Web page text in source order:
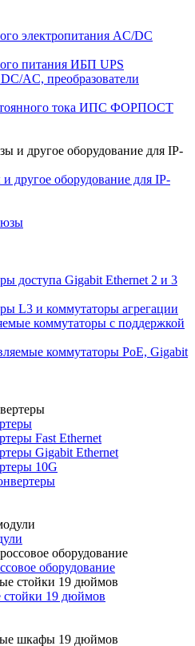
электропитания AC/DC
питания ИБП UPS
AC, преобразователи
тока ИПС ФОРПОСТ
оборудование для IP-
доступа Gigabit Ethernet 2 и 3
L3 и коммутаторы агрегации
коммутаторы с поддержкой
коммутаторы PoE, Gigabit
Fast Ethernet
Gigabit Ethernet
10G
оборудование
19 дюймов